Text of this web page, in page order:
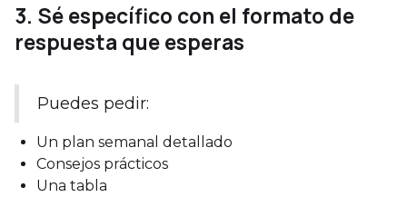
3. Sé específico con el formato de
respuesta que esperas
Puedes pedir:
Un plan semanal detallado
Consejos prácticos
Una tabla